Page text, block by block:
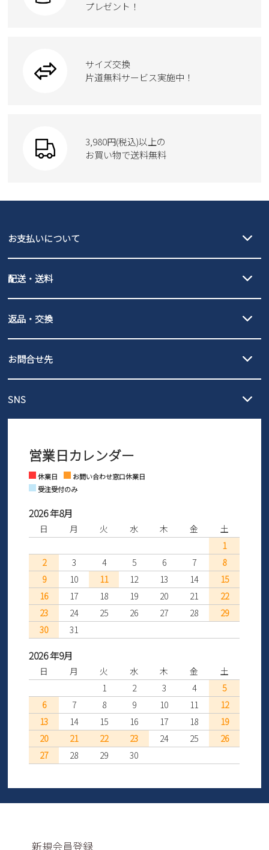
ワークシューズ
ウェア
moz
ブーツ
Parade
GAP
new balance
瞬足
ハンドバッグ
トートバッグ
プレゼント！
サイズ交換
片道無料サービス実施中！
3,980円(税込)以上の
お買い物で送料無料
お支払いについて
PayPay（オンライン決済）、代金引換のご利用が可能です。
配送・送料
北海道・本州・四国・九州…550円
3,980円（税込）以上お買い上げで送料無料
発送日・送料詳細については
ご利用ください。
全国一律…220円（税込）
発送日・送料詳細についてはご利用ガイドを
ご利用ください。
返品・交換
の片道無料サービスを実施中！
ントとしても安心してご利用いただけるよう、サイズ交換の受付期
さい。
お問合せ先
営業時間：11時～17時
※土日祝はお問い合わせ窓口休業日となります。
SNS
Facebook Instagram
営業日カレンダー
休業日
お問い合わせ窓口休業日
受注受付のみ
2026 年8月
日 月 火 水 木 金
土
1
2
3 4 5 6 7
8
9
10 11 12 13 14
15
16
17 18 19 20 21
22
23
24 25 26 27 28
29
30
31
2026 年9月
日 月 火 水 木 金
土
1
2 3 4
5
6
7 8 9 10 11
12
13
14 15 16 17 18
19
20
21 22 23 24 25
26
27
28 29 30
新規会員登録